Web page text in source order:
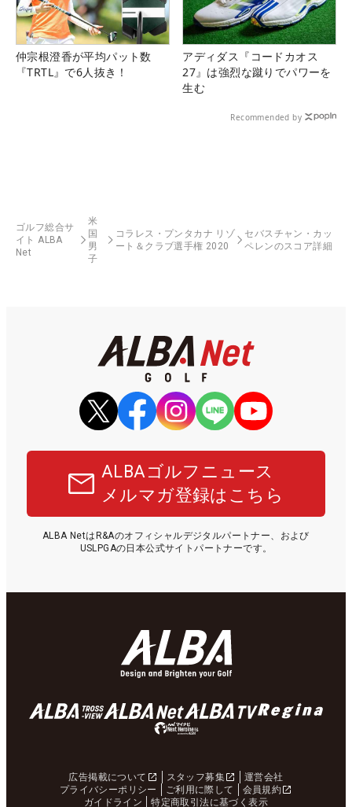
仲宗根澄香が平均パット数
『TRTL』で6人抜き！
アディダス『コードカオス
27』は強烈な蹴りでパワーを
生む
Recommended by
ゴルフ総合サ
イト ALBA
Net
米
国
男
子
コラレス・プンタカナ リゾ
ート＆クラブ選手権 2020
セバスチャン・カッ
ペレンのスコア詳細
ALBAゴルフニュース
メルマガ登録はこちら
ALBA NetはR&Aのオフィシャルデジタルパートナー、および
USLPGAの日本公式サイトパートナーです。
広告掲載について スタッフ募集
運営会社
プライバシーポリシー
ご利用に際して
会員規約
ガイドライン
特定商取引法に基づく表示